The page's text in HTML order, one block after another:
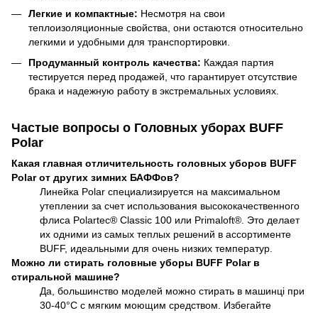
Легкие и компактные: Несмотря на свои
теплоизоляционные свойства, они остаются относительно
легкими и удобными для транспортировки.
Продуманный контроль качества: Каждая партия
тестируется перед продажей, что гарантирует отсутствие
брака и надежную работу в экстремальных условиях.
Частые вопросы о Головных уборах BUFF
Polar
Какая главная отличительность головных уборов BUFF
Polar от других зимних БАФФов?
Линейка Polar специализируется на максимальном
утеплении за счет использования высококачественного
флиса Polartec® Classic 100 или Primaloft®. Это делает
их одними из самых теплых решений в ассортименте
BUFF, идеальными для очень низких температур.
Можно ли стирать головные уборы BUFF Polar в
стиральной машине?
Да, большинство моделей можно стирать в машинці при
30-40°C с мягким моющим средством. Избегайте